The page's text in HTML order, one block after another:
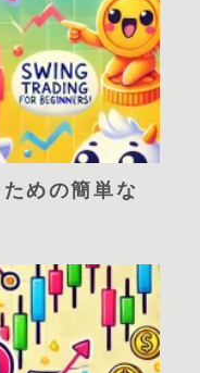
めの簡単な